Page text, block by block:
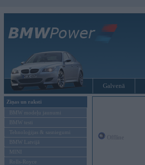
Galvenā
Ziņas un raksti
BMW modeļu jaunumi
BMW testi
Tehnoloģijas & sasniegumi
BMW Latvijā
MINI
Rolls-Royce